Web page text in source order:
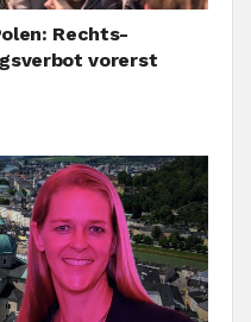
Rechts-
vorerst